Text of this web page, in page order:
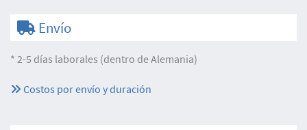
Envío
* 2-5 días laborales (dentro de Alemania)
Costos por envío y duración